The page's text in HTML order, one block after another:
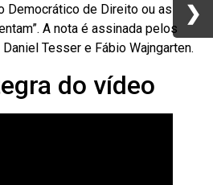
Democrático de Direito ou as
A nota é assinada pelos
Tesser e Fábio Wajngarten.
do vídeo
❯
❯